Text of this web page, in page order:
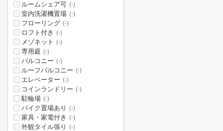
ルームシェア可 (-)
室内洗濯機置場 (-)
フローリング (-)
ロフト付き (-)
メゾネット (-)
専用庭 (-)
バルコニー (-)
ルーフバルコニー (-)
エレベーター (-)
コインランドリー (-)
駐輪場 (-)
バイク置場あり (-)
家具・家電付き (-)
外観タイル張り (-)